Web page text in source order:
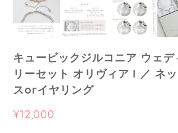
キュービックジルコニア ウェデ
リーセット オリヴィア I ／ ネ
スorイヤリング
¥12,000